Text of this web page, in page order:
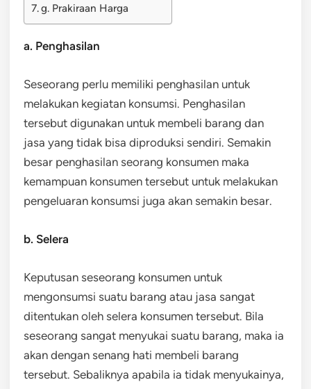
g. Prakiraan Harga
a. Penghasilan
Seseorang perlu memiliki penghasilan untuk
melakukan kegiatan konsumsi. Penghasilan
tersebut digunakan untuk membeli barang dan
jasa yang tidak bisa diproduksi sendiri. Semakin
besar penghasilan seorang konsumen maka
kemampuan konsumen tersebut untuk melakukan
pengeluaran konsumsi juga akan semakin besar.
b. Selera
Keputusan seseorang konsumen untuk
mengonsumsi suatu barang atau jasa sangat
ditentukan oleh selera konsumen tersebut. Bila
seseorang sangat menyukai suatu barang, maka ia
akan dengan senang hati membeli barang
tersebut. Sebaliknya apabila ia tidak menyukainya,